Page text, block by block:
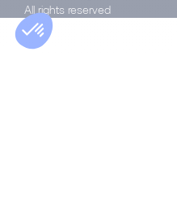
All rights reserved